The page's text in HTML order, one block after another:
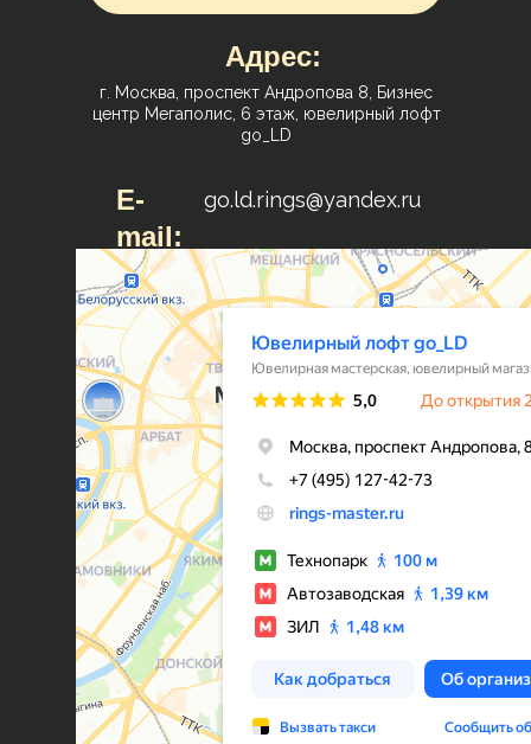
Адрес:
г. Москва, проспект Андропова 8, Бизнес
центр Мегаполис, 6 этаж, ювелирный лофт
go_LD
E-
mail:
go.ld.rings@yandex.ru